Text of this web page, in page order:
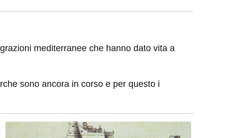
mediterranee che hanno dato vita a
sono ancora in corso e per questo i